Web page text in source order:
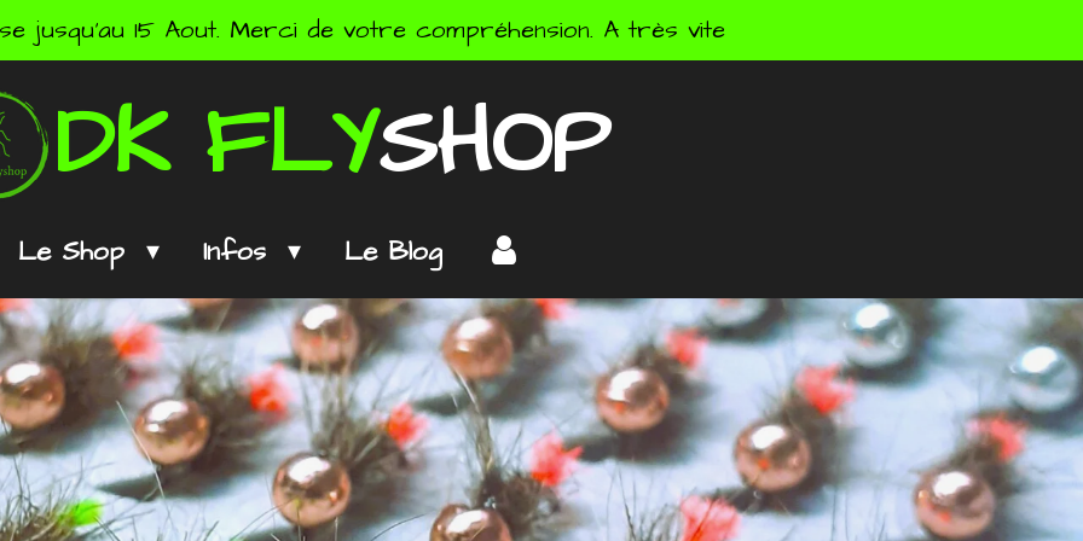
jusqu'au 15 Aout. Merci de votre compréhension. A très vite
DK FLYSHOP
Le Shop Infos Le Blog